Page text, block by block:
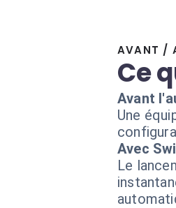
AVANT /
Ce
Avant
Une
Avec
Le